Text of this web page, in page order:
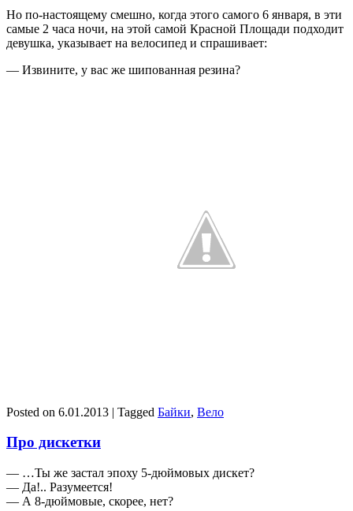
Но по-настоящему смешно, когда этого самого 6 января, в эти
самые 2 часа ночи, на этой самой Красной Площади подходит
девушка, указывает на велосипед и спрашивает:
— Извините, у вас же шипованная резина?
Posted on 6.01.2013 | Tagged Байки, Вело
Про дискетки
— …Ты же застал эпоху 5-дюймовых дискет?
— Да!.. Разумеется!
— А 8-дюймовые, скорее, нет?